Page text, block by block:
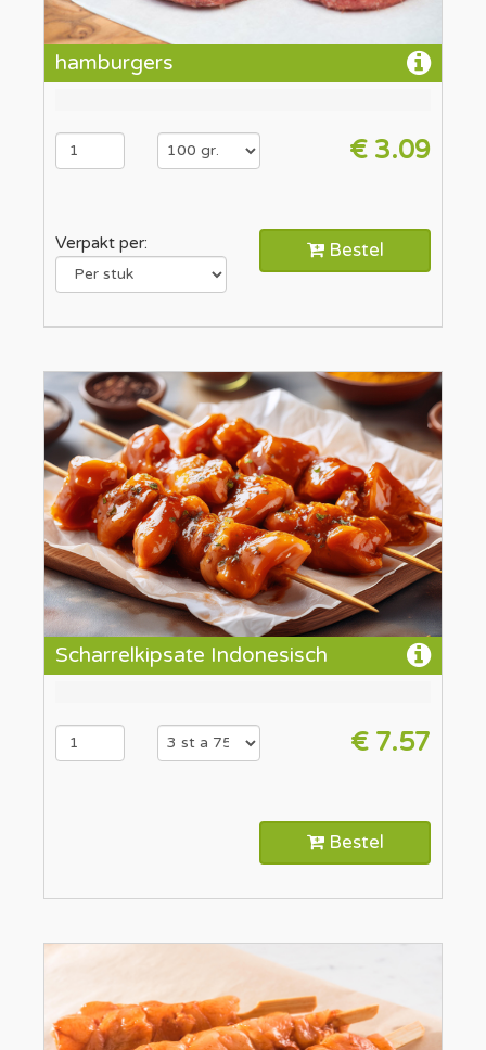
hamburgers
€ 3.09
Verpakt per: Bestel
Scharrelkipsate Indonesisch
€ 7.57
Bestel